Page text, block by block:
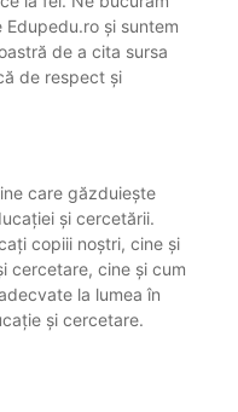
și suntem
de a cita sursa
de respect și
care găzduiește
și cercetării.
copiii noștri, cine și
cercetare, cine și cum
la lumea în
și cercetare.